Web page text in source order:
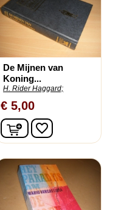
De Mijnen van
Koning...
H. Rider Haggard;
€ 5,00
In winkelwagen
favorite_border